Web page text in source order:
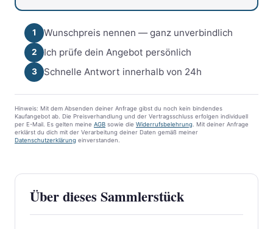
1 Wunschpreis nennen — ganz unverbindlich
2 Ich prüfe dein Angebot persönlich
3 Schnelle Antwort innerhalb von 24h
Hinweis: Mit dem Absenden deiner Anfrage gibst du noch kein bindendes
Kaufangebot ab. Die Preisverhandlung und der Vertragsschluss erfolgen individuell
per E-Mail. Es gelten meine AGB sowie die Widerrufsbelehrung . Mit deiner Anfrage
erklärst du dich mit der Verarbeitung deiner Daten gemäß meiner
Datenschutzerklärung einverstanden.
Über dieses Sammlerstück